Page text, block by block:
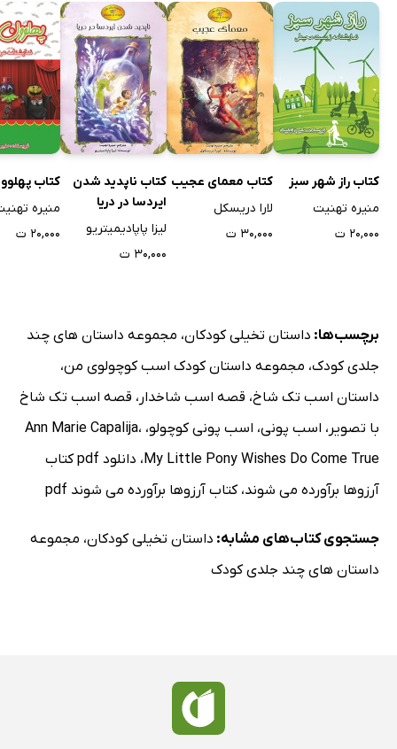
کتاب راز شهر سبز
منیره تهنیت
۲۰,۰۰۰ ت
کتاب معمای عجیب
لارا دریسکل
۳۰,۰۰۰ ت
کتاب ناپدید شدن
ایردسا در دریا
لیزا پاپادیمیتریو
۳۰,۰۰۰ ت
کتاب
منیره
۲۰,۰۰۰ ت
برچسب‌ها: داستان تخیلی کودکان، مجموعه داستان های چند
جلدی کودک، مجموعه داستان کودک اسب کوچولوی من،
داستان اسب تک شاخ، قصه اسب شاخدار ، قصه اسب تک شاخ
با تصویر ، اسب پونی، اسب پونی کوچولو، Ann Marie Capalija،
My Little Pony Wishes Do Come True،
دانلود pdf کتاب
آرزوها برآورده می شوند،کتاب آرزوها برآورده می شوند pdf
جستجوی کتاب‌های مشابه: داستان تخیلی کودکان، مجموعه
داستان های چند جلدی کودک